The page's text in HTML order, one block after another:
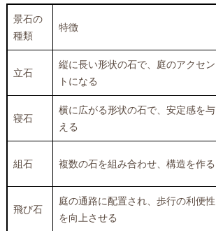
景石の
種類
特徴
立石
縦に長い形状の石で、庭のアクセン
トになる
寝石
横に広がる形状の石で、安定感を与
える
組石 複数の石を組み合わせ、構造を作る
飛び石
庭の通路に配置され、歩行の利便性
を向上させる